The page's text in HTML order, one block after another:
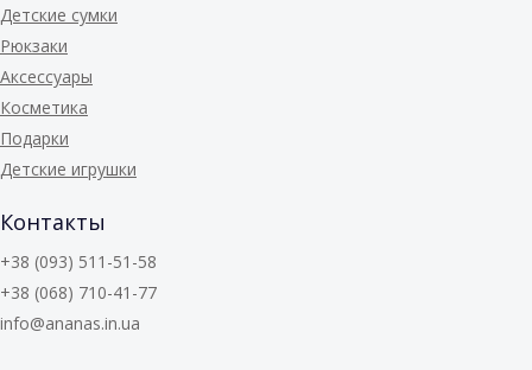
Детские сумки
Рюкзаки
Аксессуары
Косметика
Подарки
Детские игрушки
Контакты
+38 (093) 511-51-58
+38 (068) 710-41-77
info@ananas.in.ua